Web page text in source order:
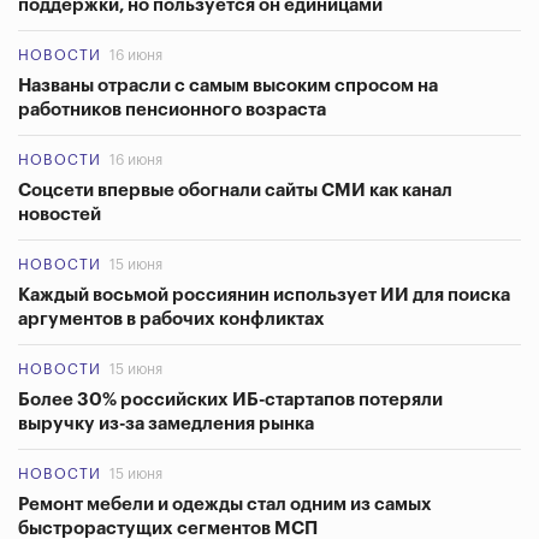
поддержки, но пользуется он единицами
НОВОСТИ 16 июня
Названы отрасли с самым высоким спросом на
работников пенсионного возраста
НОВОСТИ 16 июня
Соцсети впервые обогнали сайты СМИ как канал
новостей
НОВОСТИ 15 июня
Каждый восьмой россиянин использует ИИ для поиска
аргументов в рабочих конфликтах
НОВОСТИ 15 июня
Более 30% российских ИБ-стартапов потеряли
выручку из-за замедления рынка
НОВОСТИ 15 июня
Ремонт мебели и одежды стал одним из самых
быстрорастущих сегментов МСП